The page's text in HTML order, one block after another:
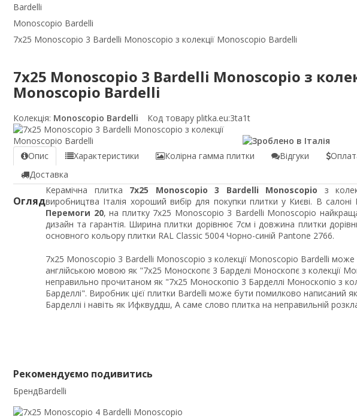
Bardelli
Monoscopio Bardelli
7x25 Monoscopio 3 Bardelli Monoscopio з колекції Monoscopio Bardelli
7x25 Monoscopio 3 Bardelli Monoscopio з
Monoscopio Bardelli
Колекція: Monoscopio Bardelli Код товару plitka.eu:3ta1t
Опис Характеристики Колірна гамма плитки Відгуки
Доставка
Огляд
Керамічна плитка 7x25 Monoscopio 3 Bardelli Monoscopio з
виробництва Італія хороший вибір для покупки плитки у Києві. В салоні
Перемоги 20, на плитку 7x25 Monoscopio 3 Bardelli Monoscopio
дизайн та гарантія. Ширина плитки дорівнює 7см і довжина плитки
основного кольору плитки RAL Classic 5004 Чорно-синій Pantone 2766.
7x25 Monoscopio 3 Bardelli Monoscopio з колекції Monoscopio Bardelli
англійською мовою як "7x25 Моноскопє 3 Барделі Моноскопє з колекції
неправильно прочитаном як "7x25 Моноскопіо 3 Барделлі Моноскопіо з
Барделлі". Виробник цієї плитки Bardelli може бути помилково написаний
Барделлі і навіть як Ифквуддш, А саме слово плитка на неправильній
Рекомендуємо подивитись
БрендBardelli